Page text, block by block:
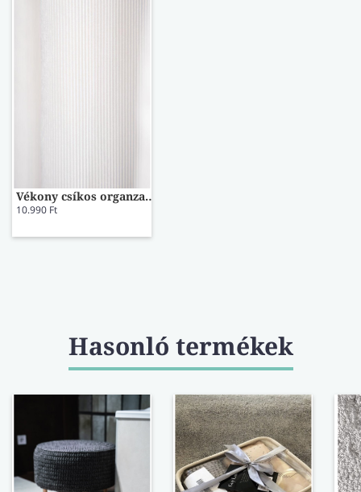
Vékony csíkos organza készfüggöny 140x250
10.990 Ft
Hasonló termékek